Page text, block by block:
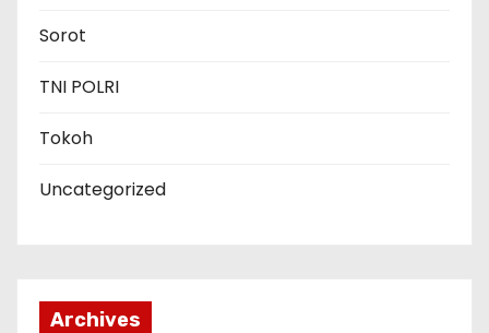
Sorot
TNI POLRI
Tokoh
Uncategorized
Archives